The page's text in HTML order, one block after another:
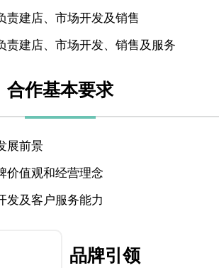
责建店、市场开发及销售
责建店、市场开发、销售及服务
合作基本要求
展前景
价值观和经营理念
发及客户服务能力
品牌引领